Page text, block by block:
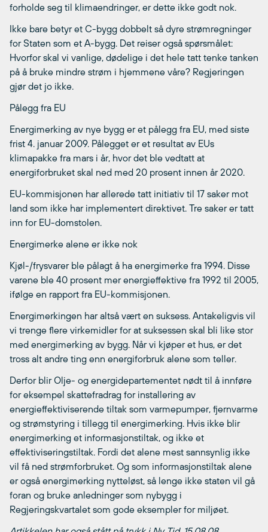
forholde seg til klimaendringer, er dette ikke godt nok.
Ikke bare betyr et C-bygg dobbelt så dyre strømregninger
for Staten som et A-bygg. Det reiser også spørsmålet:
Hvorfor skal vi vanlige, dødelige i det hele tatt tenke tanken
på å bruke mindre strøm i hjemmene våre? Regjeringen
gjør det jo ikke.
Pålegg fra EU
Energimerking av nye bygg er et pålegg fra EU, med siste
frist 4. januar 2009. Pålegget er et resultat av EUs
klimapakke fra mars i år, hvor det ble vedtatt at
energiforbruket skal ned med 20 prosent innen år 2020.
EU-kommisjonen har allerede tatt initiativ til 17 saker mot
land som ikke har implementert direktivet. Tre saker er tatt
inn for EU-domstolen.
Energimerke alene er ikke nok
Kjøl-/frysvarer ble pålagt å ha energimerke fra 1994. Disse
varene ble 40 prosent mer energieffektive fra 1992 til 2005,
ifølge en rapport fra EU-kommisjonen.
Energimerkingen har altså vært en suksess. Antakeligvis vil
vi trenge flere virkemidler for at suksessen skal bli like stor
med energimerking av bygg. Når vi kjøper et hus, er det
tross alt andre ting enn energiforbruk alene som teller.
Derfor blir Olje- og energidepartementet nødt til å innføre
for eksempel skattefradrag for installering av
energieffektiviserende tiltak som varmepumper, fjernvarme
og strømstyring i tillegg til energimerking. Hvis ikke blir
energimerking et informasjonstiltak, og ikke et
effektiviseringstiltak. Fordi det alene mest sannsynlig ikke
vil få ned strømforbruket. Og som informasjonstiltak alene
er også energimerking nytteløst, så lenge ikke staten vil gå
foran og bruke anledninger som nybygg i
Regjeringskvartalet som gode eksempler for miljøet.